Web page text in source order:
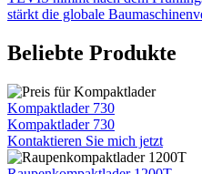
stärkt die globale
Beliebte Produkte
Kompaktlader 730
Kompaktlader 730
Kontaktieren Sie mich jetzt